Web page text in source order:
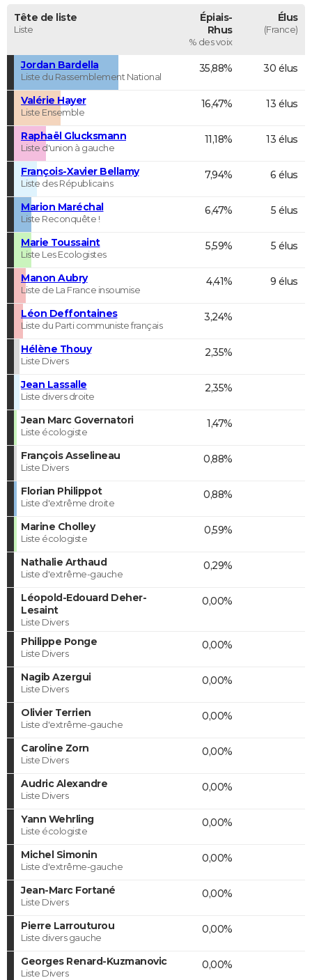
Tête de liste
Liste
Épiais-
Rhus
% des voix
Élus
(France)
Jordan Bardella
Liste du Rassemblement National
35,88% 30 élus
Valérie Hayer
Liste Ensemble
16,47% 13 élus
Raphaël Glucksmann
Liste d'union à gauche
11,18% 13 élus
François-Xavier Bellamy
Liste des Républicains
7,94% 6 élus
Marion Maréchal
Liste Reconquête !
6,47% 5 élus
Marie Toussaint
Liste Les Ecologistes
5,59% 5 élus
Manon Aubry
Liste de La France insoumise
4,41% 9 élus
Léon Deffontaines
Liste du Parti communiste français
3,24%
Hélène Thouy
Liste Divers
2,35%
Jean Lassalle
Liste divers droite
2,35%
Jean Marc Governatori
Liste écologiste
1,47%
François Asselineau
Liste Divers
0,88%
Florian Philippot
Liste d'extrême droite
0,88%
Marine Cholley
Liste écologiste
0,59%
Nathalie Arthaud
Liste d'extrême-gauche
0,29%
Léopold-Edouard Deher-
Lesaint
Liste Divers
0,00%
Philippe Ponge
Liste Divers
0,00%
Nagib Azergui
Liste Divers
0,00%
Olivier Terrien
Liste d'extrême-gauche
0,00%
Caroline Zorn
Liste Divers
0,00%
Audric Alexandre
Liste Divers
0,00%
Yann Wehrling
Liste écologiste
0,00%
Michel Simonin
Liste d'extrême-gauche
0,00%
Jean-Marc Fortané
Liste Divers
0,00%
Pierre Larrouturou
Liste divers gauche
0,00%
Georges Renard-Kuzmanovic
Liste Divers
0,00%